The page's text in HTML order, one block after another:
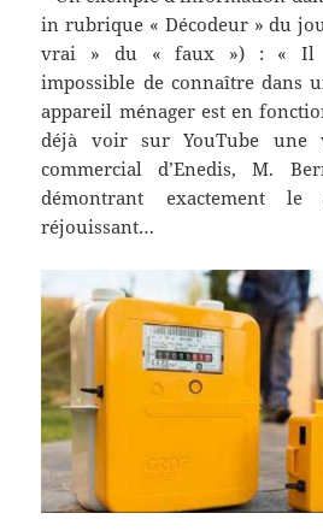
in rubrique « Décodeur » du
vrai » du « faux ») : « Il
impossible de connaître dans
appareil ménager est en
déjà voir sur YouTube une
commercial d’Enedis, M.
démontrant exactement
réjouissant…